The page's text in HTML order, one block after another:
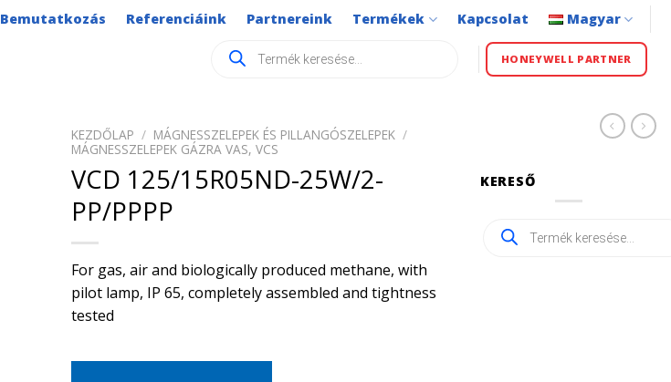
Bemutatkozás Referenciáink Partnereink Termékek Kapcsolat Magyar
search HONEYWELL PARTNER
KEZDŐLAP / MÁGNESSZELEPEK ÉS PILLANGÓSZELEPEK /
MÁGNESSZELEPEK GÁZRA VAS, VCS
VCD 125/15R05ND-25W/2-
PP/PPPP
For gas, air and biologically produced methane, with
pilot lamp, IP 65, completely assembled and tightness
tested
KERESŐ
Products
search